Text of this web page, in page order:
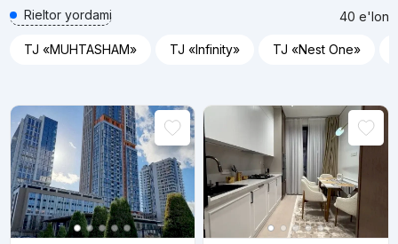
40 e'lon
Rieltor yordami
TJ «MUHTASHAM» TJ «Infinity» TJ «Nest One»